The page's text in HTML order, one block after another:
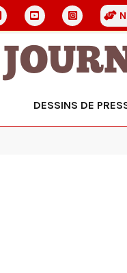
DESSINS DE